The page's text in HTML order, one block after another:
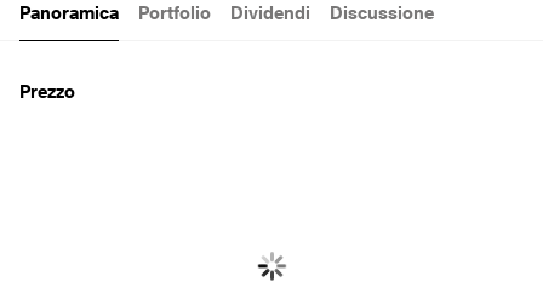
Panoramica Portfolio Dividendi Discussione
Prezzo